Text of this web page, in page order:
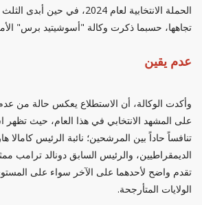
الحملة الانتخابية لعام 2024،
تجاهها، حسبما ذكرت وكالة "أسوشيتيد برس"
عدم يقين
وأكدت الوكالة، أن الاستطلاع يعكس حالة من
على المشهد الانتخابي في هذا العام، حيث تظهر
تنافساً حاداً بين المرشحين؛ نائبة الرئيس كامالا
الديمقراطيين، والرئيس السابق دونالد ترامب
تقدم واضح لأحدهما على الآخر سواء على
الولايات المتأرجحة.